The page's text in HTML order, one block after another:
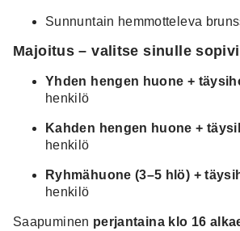
Sunnuntain hemmotteleva
Majoitus – valitse sinulle
Yhden hengen huone +
henkilö
Kahden hengen huone +
henkilö
Ryhmähuone (3–5 hlö) +
henkilö
Saapuminen perjantaina klo 16